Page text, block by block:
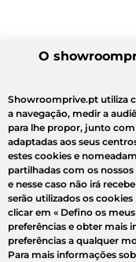
O
Showroomprive.pt utiliza
a navegação, medir a
para lhe propor, junto
adaptadas aos seus
estes cookies e
partilhadas com os
e nesse caso não irá
serão utilizados os
clicar em « Defino os
preferências e obter mais
preferências a qualquer
Para mais informações